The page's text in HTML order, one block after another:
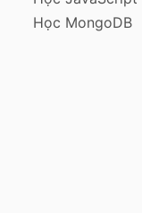
Học MongoDB